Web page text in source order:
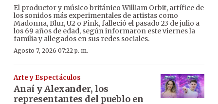
El productor y músico británico William Orbit, artífice de
los sonidos más experimentales de artistas como
Madonna, Blur, U2 o Pink, falleció el pasado 23 de julio a
los 69 años de edad, según informaron este viernes la
familia y allegados en sus redes sociales.
Agosto 7, 2026 07:22 p. m.
Arte y Espectáculos
Anaí y Alexander, los
representantes del pueblo en